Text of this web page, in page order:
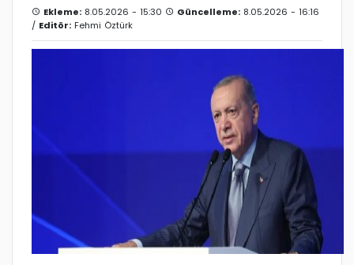
Ekleme: 8.05.2026 - 15:30 Güncelleme: 8.05.2026 - 16:16
/ Editör: Fehmi Öztürk